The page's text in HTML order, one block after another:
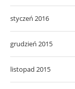
styczeń 2016
grudzień 2015
listopad 2015